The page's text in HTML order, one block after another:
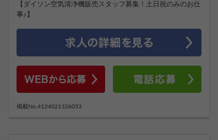
【ダイソン空気清浄機販売スタッフ募集！土日祝のみのお仕
事♪】
掲載No.4124021326053